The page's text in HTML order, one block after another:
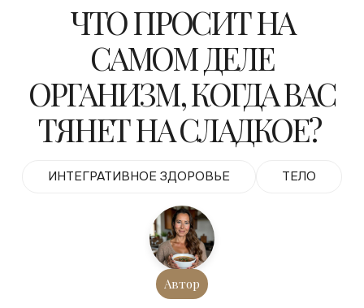
ЧТО ПРОСИТ НА
САМОМ ДЕЛЕ
ОРГАНИЗМ, КОГДА ВАС
ТЯНЕТ НА СЛАДКОЕ?
ИНТЕГРАТИВНОЕ ЗДОРОВЬЕ ТЕЛО
Автор